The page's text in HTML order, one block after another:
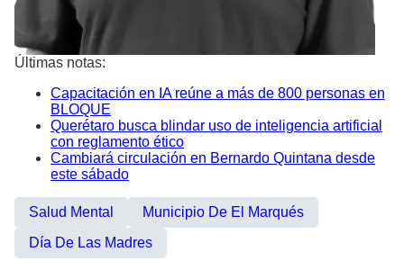
Últimas notas:
Capacitación en IA reúne a más de 800 personas en
BLOQUE
Querétaro busca blindar uso de inteligencia artificial
con reglamento ético
Cambiará circulación en Bernardo Quintana desde
este sábado
Salud Mental
Municipio De El Marqués
Día De Las Madres